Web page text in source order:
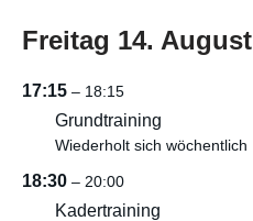
Freitag 14. August
17:15 – 18:15
Grundtraining
Wiederholt sich wöchentlich
18:30 – 20:00
Kadertraining